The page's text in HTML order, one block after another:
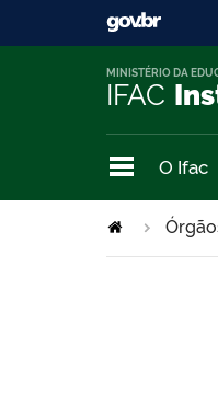
IFAC
MINISTÉRIO DA
O Ifac